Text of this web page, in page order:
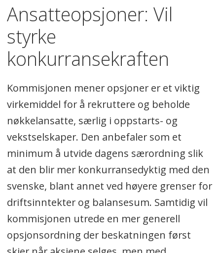
Ansatteopsjoner: Vil
styrke
konkurransekraften
Kommisjonen mener opsjoner er et viktig
virkemiddel for å rekruttere og beholde
nøkkelansatte, særlig i oppstarts- og
vekstselskaper. Den anbefaler som et
minimum å utvide dagens særordning slik
at den blir mer konkurransedyktig med den
svenske, blant annet ved høyere grenser for
driftsinntekter og balansesum. Samtidig vil
kommisjonen utrede en mer generell
opsjonsordning der beskatningen først